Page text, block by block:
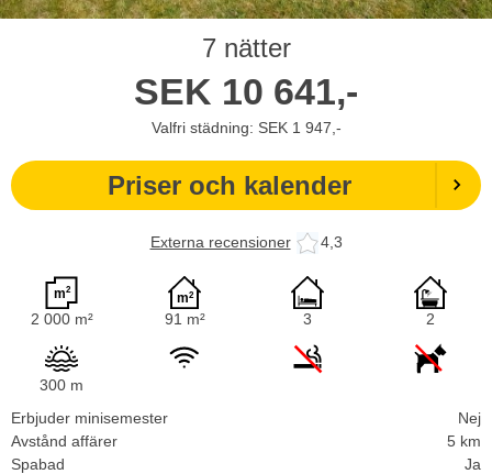
7 nätter
SEK 10 641,-
Valfri städning: SEK 1 947,-
Priser och kalender
Externa recensioner 4,3
2 000 m² 91 m² 3 2
300 m
Erbjuder minisemester
Nej
Avstånd affärer
5 km
Spabad
Ja